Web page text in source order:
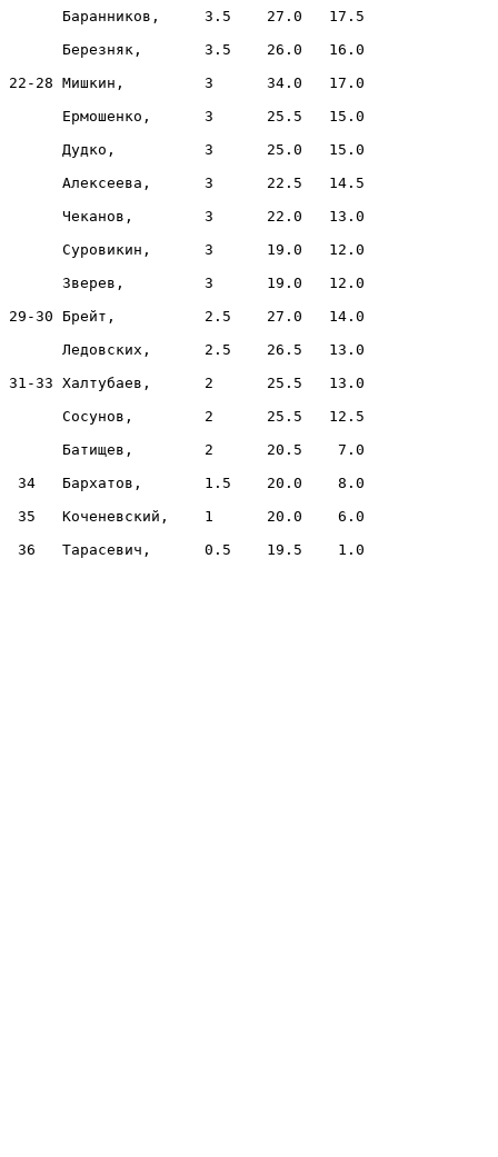
      Баранников,     3.5    27.0   17.5
      Березняк,       3.5    26.0   16.0
22-28 Мишкин,         3      34.0   17.0
      Ермошенко,      3      25.5   15.0
      Дудко,          3      25.0   15.0
      Алексеева,      3      22.5   14.5
      Чеканов,        3      22.0   13.0
      Суровикин,      3      19.0   12.0
      Зверев,         3      19.0   12.0
29-30 Брейт,          2.5    27.0   14.0
      Ледовских,      2.5    26.5   13.0
31-33 Халтубаев,      2      25.5   13.0
      Сосунов,        2      25.5   12.5
      Батищев,        2      20.5    7.0
34   Бархатов,       1.5    20.0    8.0
35   Коченевский,    1      20.0    6.0
36   Тарасевич,      0.5    19.5    1.0